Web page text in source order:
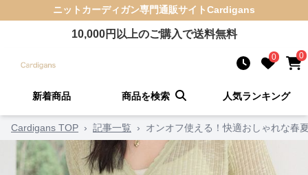
ニットカーディガン専門通販サイトCardigans
10,000円以上のご購入で送料無料
0 0
新着商品 商品を検索 人気ランキング
Cardigans TOP › 記事一覧 › オンオフ使える！快適おしゃれな春